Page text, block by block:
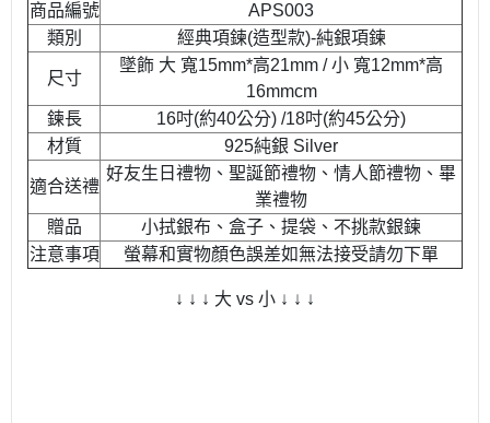
商品編號
APS003
類別
經典項鍊(造型款)-純銀項鍊
尺寸
墜飾 大 寬15mm*高21mm / 小 寬12mm*高
16mmcm
鍊長
16吋(約40公分) /18吋(約45公分)
材質
925純銀 Silver
適合送禮
好友生日禮物、聖誕節禮物、情人節禮物、畢
業禮物
贈品
小拭銀布、盒子、提袋、不挑款銀鍊
注意事項
螢幕和實物顏色誤差如無法接受請勿下單
↓ ↓ ↓ 大 vs 小 ↓ ↓ ↓